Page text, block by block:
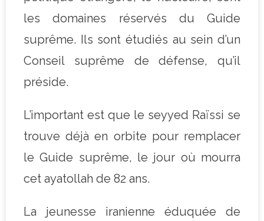
les domaines réservés du Guide
suprême. Ils sont étudiés au sein d’un
Conseil suprême de défense, qu’il
préside.
L’important est que le seyyed Raïssi se
trouve déjà en orbite pour remplacer
le Guide suprême, le jour où mourra
cet ayatollah de 82 ans.
La jeunesse iranienne éduquée de